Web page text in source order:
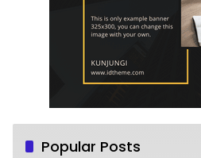
Popular Posts